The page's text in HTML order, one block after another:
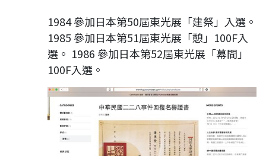
1984 參加日本第50屆東光展「建祭」入選。
1985 參加日本第51屆東光展「憩」100F入
選。 1986 參加日本第52屆東光展「幕間」
100F入選。